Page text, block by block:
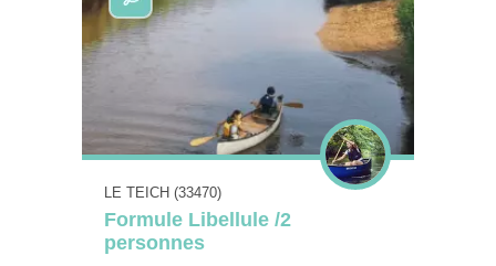
LE TEICH (33470)
Formule Libellule /2
personnes